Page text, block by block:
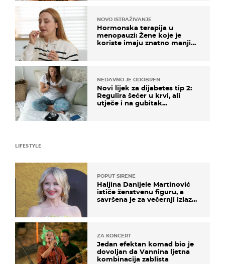
NOVO ISTRAŽIVANJE
Hormonska terapija u
menopauzi: Žene koje je
koriste imaju znatno manji
NEDAVNO JE ODOBREN
Novi lijek za dijabetes tip 2:
Regulira šećer u krvi, ali
utječe i na gubitak
LIFESTYLE
POPUT SIRENE
Haljina Danijele Martinović
ističe ženstvenu figuru, a
savršena je za večernji izlazak
ZA KONCERT
Jedan efektan komad bio je
dovoljan da Vannina ljetna
kombinacija zablista